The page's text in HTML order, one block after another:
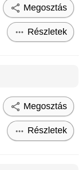
Megosztás
Részletek
Megosztás
Részletek